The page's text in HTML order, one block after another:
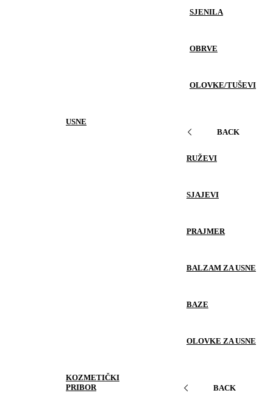
SJENILA
OBRVE
OLOVKE/TUŠEVI
USNE
BACK
RUŽEVI
SJAJEVI
PRAJMER
BALZAM ZA USNE
BAZE
OLOVKE ZA USNE
KOZMETIČKI
PRIBOR
BACK